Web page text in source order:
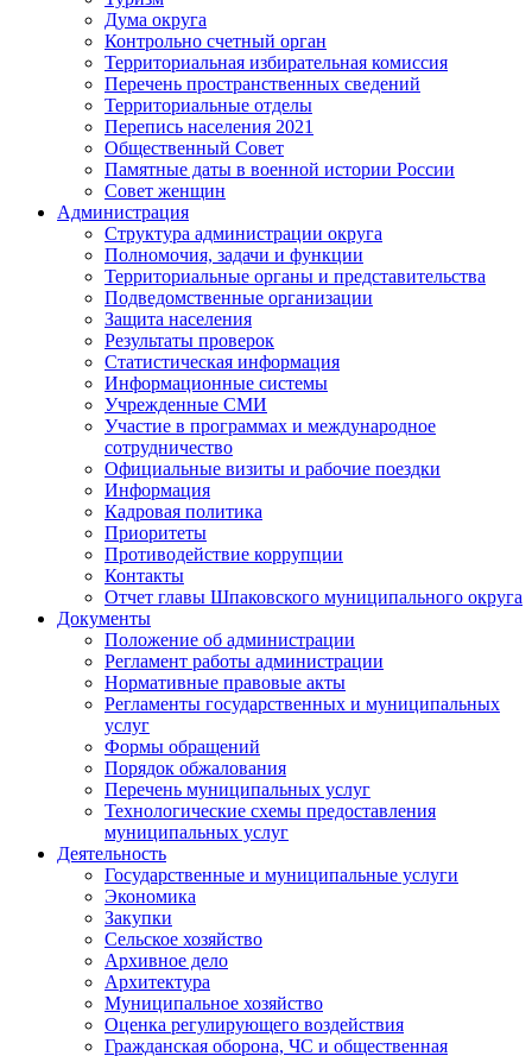
Дума округа
Контрольно счетный орган
Территориальная избирательная комиссия
Перечень пространственных сведений
Территориальные отделы
Перепись населения 2021
Общественный Совет
Памятные даты в военной истории России
Совет женщин
Администрация
Структура администрации округа
Полномочия, задачи и функции
Территориальные органы и представительства
Подведомственные организации
Защита населения
Результаты проверок
Статистическая информация
Информационные системы
Учрежденные СМИ
Участие в программах и международное
сотрудничество
Официальные визиты и рабочие поездки
Информация
Кадровая политика
Приоритеты
Противодействие коррупции
Контакты
Отчет главы Шпаковского муниципального округа
Документы
Положение об администрации
Регламент работы администрации
Нормативные правовые акты
Регламенты государственных и муниципальных
услуг
Формы обращений
Порядок обжалования
Перечень муниципальных услуг
Технологические схемы предоставления
муниципальных услуг
Деятельность
Государственные и муниципальные услуги
Экономика
Закупки
Сельское хозяйство
Архивное дело
Архитектура
Муниципальное хозяйство
Оценка регулирующего воздействия
Гражданская оборона, ЧС и общественная